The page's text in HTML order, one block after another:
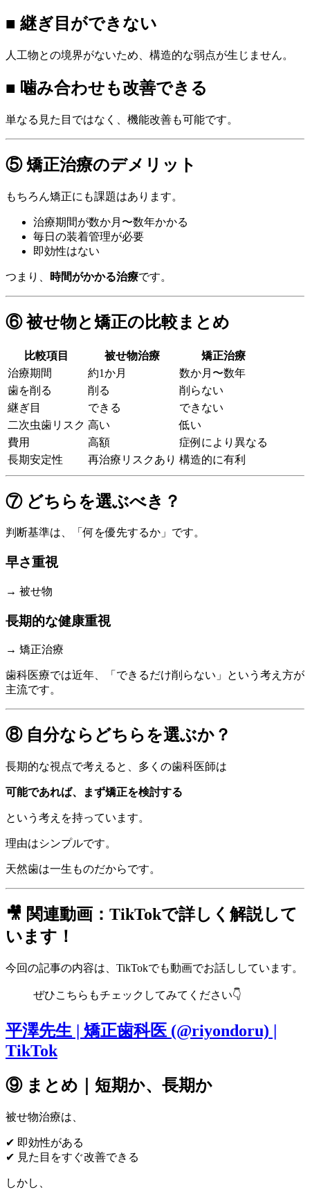
■ 継ぎ目ができない
人工物との境界がないため、構造的な弱点が生じません。
■ 噛み合わせも改善できる
単なる見た目ではなく、機能改善も可能です。
⑤ 矯正治療のデメリット
もちろん矯正にも課題はあります。
治療期間が数か月〜数年かかる
毎日の装着管理が必要
即効性はない
つまり、 時間がかかる治療です。
⑥ 被せ物と矯正の比較まとめ
比較項目 被せ物治療
矯正治療
治療期間
約1か月
数か月〜数年
歯を削る
削る
削らない
継ぎ目
できる
できない
二次虫歯リスク 高い
低い
費用
高額
症例により異なる
長期安定性
再治療リスクあり 構造的に有利
⑦ どちらを選ぶべき？
判断基準は、「何を優先するか」です。
早さ重視
→ 被せ物
長期的な健康重視
→ 矯正治療
歯科医療では近年、「できるだけ削らない」という考え方が
主流です。
⑧ 自分ならどちらを選ぶか？
長期的な視点で考えると、多くの歯科医師は
可能であれば、まず矯正を検討する
という考えを持っています。
理由はシンプルです。
天然歯は一生ものだからです。
🎥 関連動画：TikTokで詳しく解説して
います！
今回の記事の内容は、TikTokでも動画でお話ししています。
ぜひこちらもチェックしてみてください👇
平澤先生 | 矯正歯科医 (@riyondoru) |
TikTok
⑨ まとめ｜短期か、長期か
被せ物治療は、
✔ 即効性がある
✔ 見た目をすぐ改善できる
しかし、